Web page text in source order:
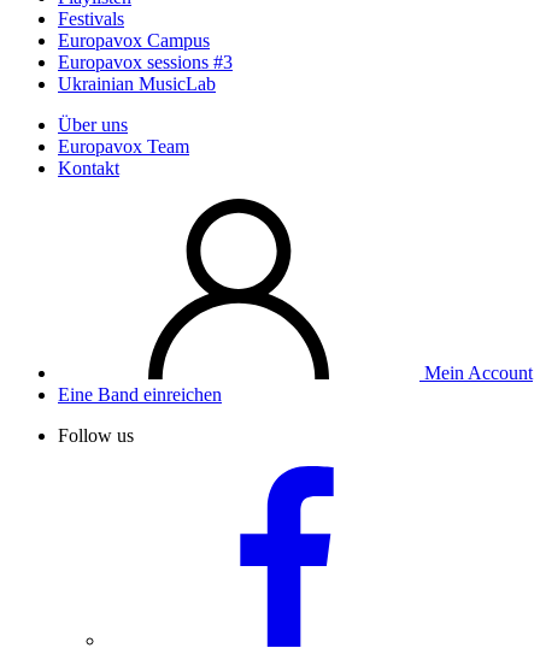
Festivals
Europavox Campus
Europavox sessions #3
Ukrainian MusicLab
Über uns
Europavox Team
Kontakt
Mein Account
Eine Band einreichen
Follow us